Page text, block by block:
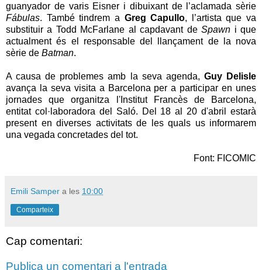
guanyador de varis Eisner i dibuixant de l’aclamada sèrie
Fábulas. També tindrem a Greg Capullo, l’artista que va
substituir a Todd McFarlane al capdavant deSpawn i que
actualment és el responsable del llançament de la nova
sèrie de Batman.
A causa de problemes amb la seva agenda, Guy Delisle
avança la seva visita a Barcelona per a participar en unes
jornades que organitza l'Institut Francès de Barcelona,
entitat col·laboradora del Saló. Del 18 al 20 d'abril estarà
present en diverses activitats de les quals us informarem
una vegada concretades del tot.
Font: FICOMIC
Emili Samper a les 10:00
Comparteix
Cap comentari:
Publica un comentari a l'entrada